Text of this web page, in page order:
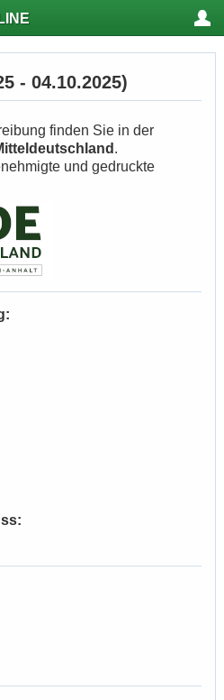
- 04.10.2025)
finden Sie in der
.
und gedruckte